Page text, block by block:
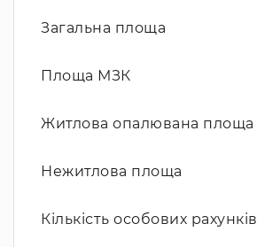
Загальна площа
Площа МЗК
Житлова опалювана площа
Нежитлова площа
Кількість особових рахунків